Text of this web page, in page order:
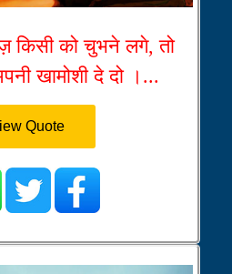
को चुभने लगे, तो
खामोशी दे दो ।...
Quote